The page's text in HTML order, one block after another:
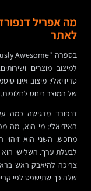
מה אפריל
לאתר
למיצוב מוצרים
טריוויאלי: מיצוב אינו
של המוצר ביחס לחלופות.
דנפורד מדגישה כמה
האידיאלי: מי הוא, מה
מחפש. השני הוא זיהוי
לבעלת ערך. השלישי
צריכה להיאבק ראש
שלה כך שתישפט לפי